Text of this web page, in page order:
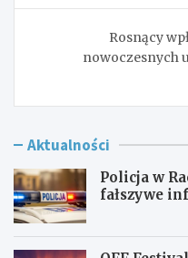
Rosnący
nowoczesnych
Aktualności
Policja w
fałszywe